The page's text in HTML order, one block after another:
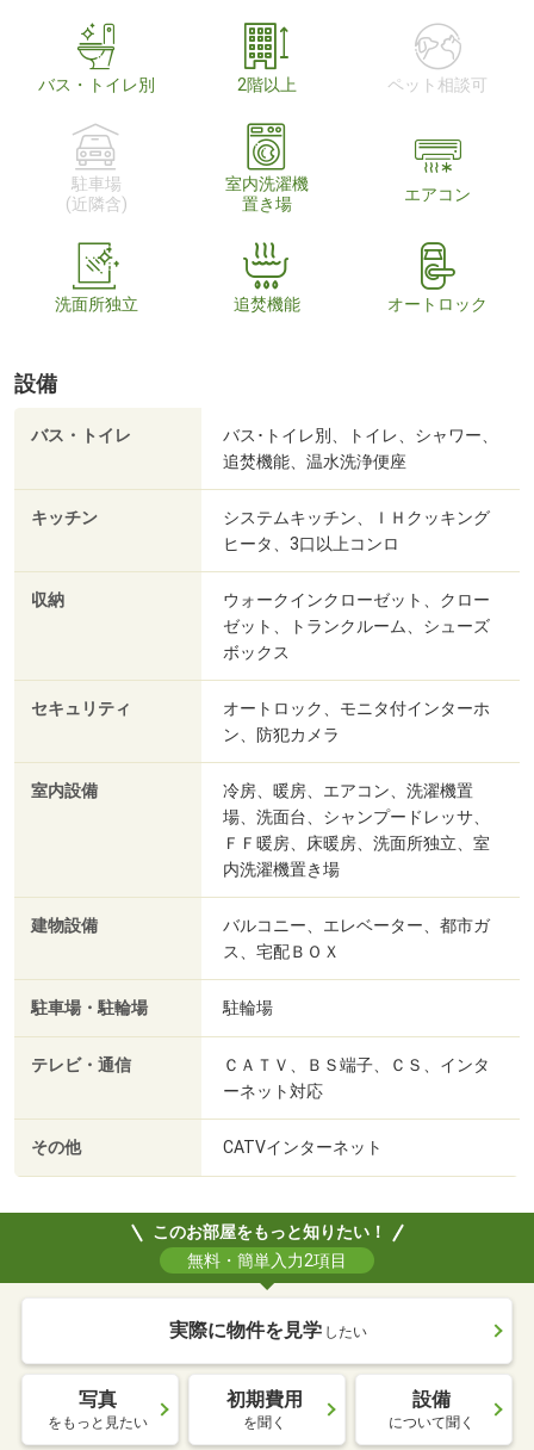
バス・トイレ別 2階以上 ペット相談可
駐車場
(近隣含)
室内洗濯機
置き場
エアコン
洗面所独立 追焚機能 オートロック
設備
バス・トイレ
バス･トイレ別、トイレ、シャワー、
追焚機能、温水洗浄便座
キッチン
システムキッチン、ＩＨクッキング
ヒータ、3口以上コンロ
収納
ウォークインクローゼット、クロー
ゼット、トランクルーム、シューズ
ボックス
セキュリティ
オートロック、モニタ付インターホ
ン、防犯カメラ
室内設備
冷房、暖房、エアコン、洗濯機置
場、洗面台、シャンプードレッサ、
ＦＦ暖房、床暖房、洗面所独立、室
内洗濯機置き場
建物設備
バルコニー、エレベーター、都市ガ
ス、宅配ＢＯＸ
駐車場・駐輪場 駐輪場
テレビ・通信
ＣＡＴＶ、ＢＳ端子、ＣＳ、インタ
ーネット対応
その他 CATVインターネット
このお部屋をもっと知りたい！
無料・簡単入力2項目
実際に物件を見学 したい
写真
をもっと見たい
初期費用
を聞く
設備
について聞く